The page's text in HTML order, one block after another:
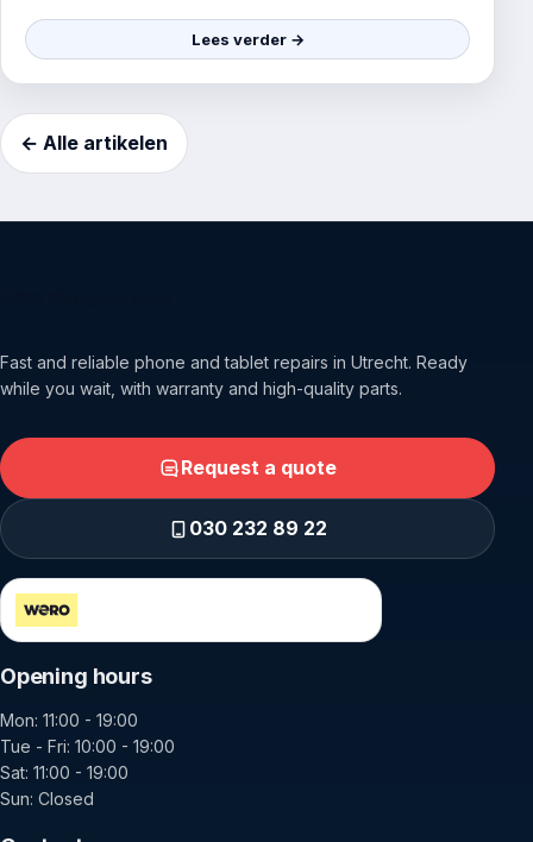
Lees verder →
← Alle artikelen
Fast and reliable phone and tablet repairs in Utrecht. Ready
while you wait, with warranty and high-quality parts.
Request a quote
030 232 89 22
Opening hours
Mon: 11:00 - 19:00
Tue - Fri: 10:00 - 19:00
Sat: 11:00 - 19:00
Sun: Closed